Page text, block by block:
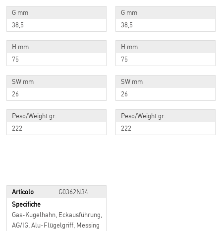
G mm
38,5
G mm
38,5
H mm
75
H mm
75
SW mm
26
SW mm
26
Peso/Weight gr.
222
Peso/Weight gr.
222
Articolo
G0362N34
Specifiche
Gas-Kugelhahn, Eckausführung,
AG/IG, Alu-Flügelgriff, Messing